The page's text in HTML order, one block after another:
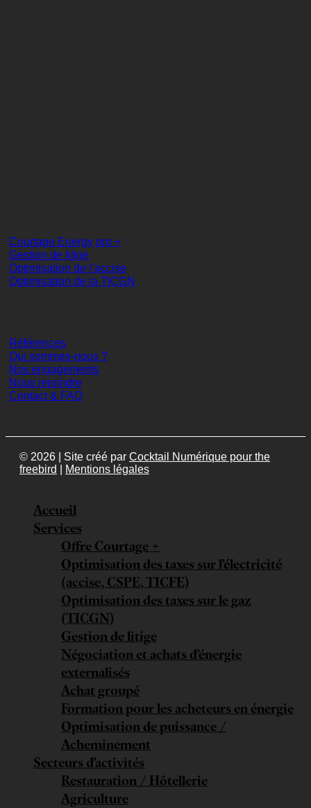
Courtage Energy pro +
Gestion de litige
Optimisation de l’accise
Optimisation de la TICGN
Références
Qui sommes-nous ?
Nos engagements
Nous rejoindre
Contact & FAQ
© 2026 | Site créé par Cocktail Numérique pour the
freebird
Mentions légales
Accueil
Services
Offre Courtage +
Optimisation des taxes sur l’électricité
(accise, CSPE, TICFE)
Optimisation des taxes sur le gaz
(TICGN)
Gestion de litige
Négociation et achats d’énergie
externalisés
Achat groupé
Formation pour les acheteurs en énergie
Optimisation de puissance /
Acheminement
Secteurs d’activités
Restauration / Hôtellerie
Agriculture